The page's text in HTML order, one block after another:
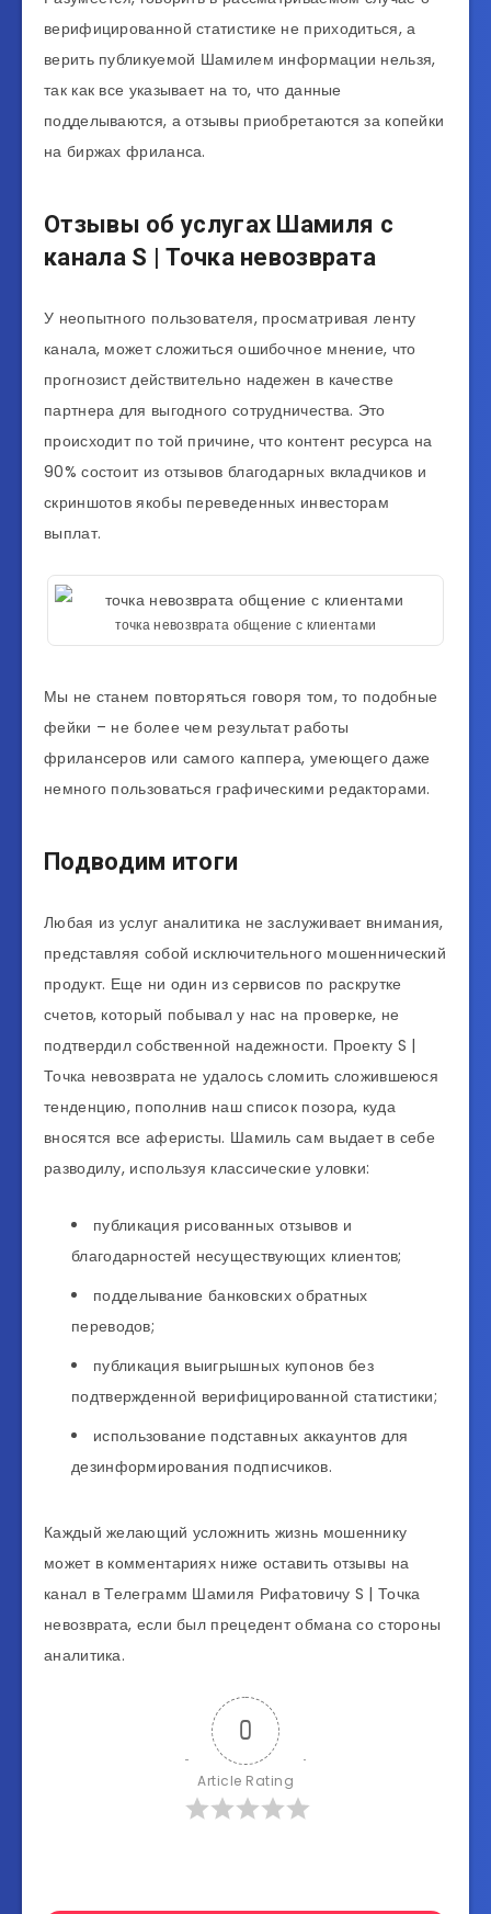
верифицированной статистике не приходиться, а
верить публикуемой Шамилем информации нельзя,
так как все указывает на то, что данные
подделываются, а отзывы приобретаются за копейки
на биржах фриланса.
Отзывы об услугах Шамиля с
канала S | Точка невозврата
У неопытного пользователя, просматривая ленту
канала, может сложиться ошибочное мнение, что
прогнозист действительно надежен в качестве
партнера для выгодного сотрудничества. Это
происходит по той причине, что контент ресурса на
90% состоит из отзывов благодарных вкладчиков и
скриншотов якобы переведенных инвесторам
выплат.
точка невозврата общение с клиентами
Мы не станем повторяться говоря том, то подобные
фейки – не более чем результат работы
фрилансеров или самого каппера, умеющего даже
немного пользоваться графическими редакторами.
Подводим итоги
Любая из услуг аналитика не заслуживает внимания,
представляя собой исключительного мошеннический
продукт. Еще ни один из сервисов по раскрутке
счетов, который побывал у нас на проверке, не
подтвердил собственной надежности. Проекту S |
Точка невозврата не удалось сломить сложившеюся
тенденцию, пополнив наш список позора, куда
вносятся все аферисты. Шамиль сам выдает в себе
разводилу, используя классические уловки:
публикация рисованных отзывов и
благодарностей несуществующих клиентов;
подделывание банковских обратных
переводов;
публикация выигрышных купонов без
подтвержденной верифицированной статистики;
использование подставных аккаунтов для
дезинформирования подписчиков.
Каждый желающий усложнить жизнь мошеннику
может в комментариях ниже оставить отзывы на
канал в Телеграмм Шамиля Рифатовичу S | Точка
невозврата, если был прецедент обмана со стороны
аналитика.
0
Article Rating